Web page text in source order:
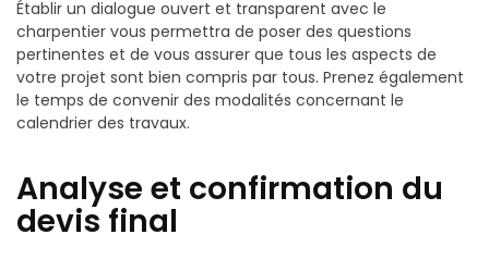
Établir un dialogue ouvert et transparent avec le
charpentier vous permettra de poser des questions
pertinentes et de vous assurer que tous les aspects de
votre projet sont bien compris par tous. Prenez également
le temps de convenir des modalités concernant le
calendrier des travaux.
Analyse et confirmation du
devis final